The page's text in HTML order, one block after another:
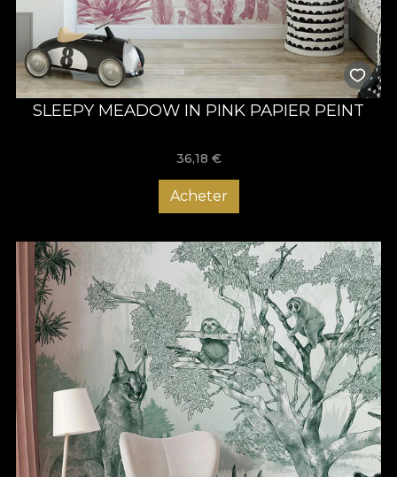
SLEEPY MEADOW IN PINK PAPIER PEINT
36,18 €
Acheter